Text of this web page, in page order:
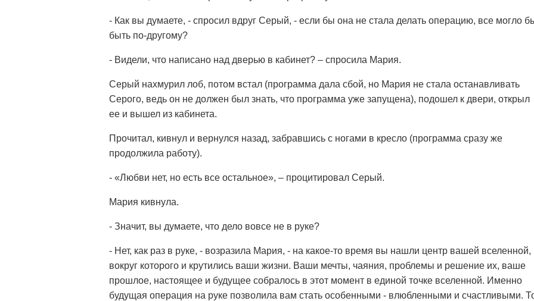
- Как вы думаете, - спросил вдруг Серый, - если бы она не стала делать операцию, все могло
быть по-другому?
- Видели, что написано над дверью в кабинет? – спросила Мария.
Серый нахмурил лоб, потом встал (программа дала сбой, но Мария не стала останавливать
Серого, ведь он не должен был знать, что программа уже запущена), подошел к двери, открыл
ее и вышел из кабинета.
Прочитал, кивнул и вернулся назад, забравшись с ногами в кресло (программа сразу же
продолжила работу).
- «Любви нет, но есть все остальное», – процитировал Серый.
Мария кивнула.
- Значит, вы думаете, что дело вовсе не в руке?
- Нет, как раз в руке, - возразила Мария, - на какое-то время вы нашли центр вашей вселенной,
вокруг которого и крутились ваши жизни. Ваши мечты, чаяния, проблемы и решение их, ваше
прошлое, настоящее и будущее собралось в этот момент в единой точке вселенной. Именно
будущая операция на руке позволила вам стать особенными - влюбленными и счастливыми.